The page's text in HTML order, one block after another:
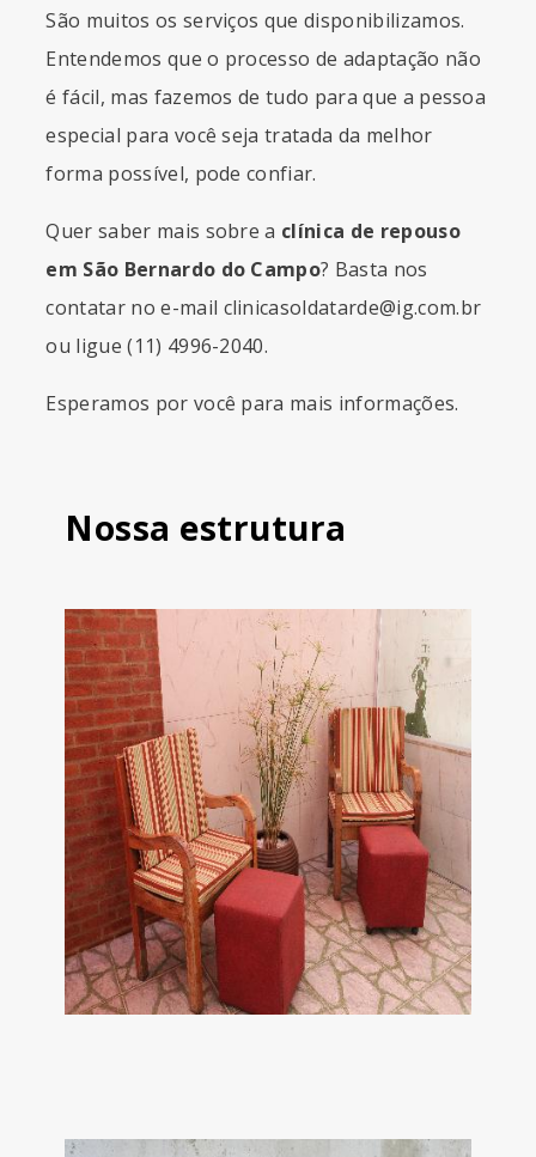
São muitos os serviços que disponibilizamos.
Entendemos que o processo de adaptação não
é fácil, mas fazemos de tudo para que a pessoa
especial para você seja tratada da melhor
forma possível, pode confiar.
Quer saber mais sobre a clínica de repouso
em São Bernardo do Campo? Basta nos
contatar no e-mail clinicasoldatarde@ig.com.br
ou ligue (11) 4996-2040.
Esperamos por você para mais informações.
Nossa estrutura